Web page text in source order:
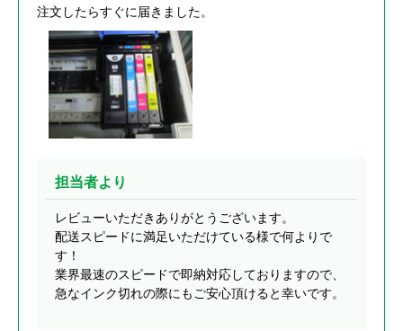
注文したらすぐに届きました。
担当者より
レビューいただきありがとうございます。
配送スピードに満足いただけている様で何よりで
す！
業界最速のスピードで即納対応しておりますので、
急なインク切れの際にもご安心頂けると幸いです。